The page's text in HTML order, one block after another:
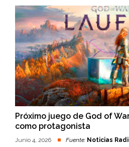
Próximo juego de God of
como protagonista
Junio 4, 2026 Fuente: Noticias